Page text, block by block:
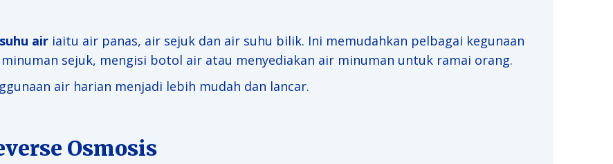
air iaitu air panas, air sejuk dan air suhu bilik. Ini memudahkan pelbagai kegunaan
sejuk, mengisi botol air atau menyediakan air minuman untuk ramai orang.
air harian menjadi lebih mudah dan lancar.
Osmosis